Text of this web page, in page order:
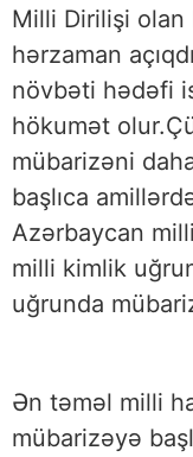
Milli Dirilişi
hərzaman
növbəti hədəfi
hökumət
mübarizəni
başlıca
Azərbaycan
milli kimlik
uğrunda
Ən təməl milli
mübarizəyə